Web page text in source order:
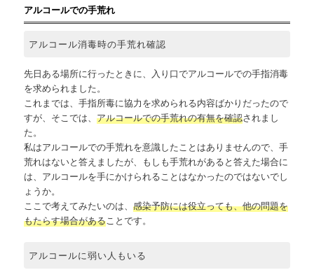
アルコールでの手荒れ
アルコール消毒時の手荒れ確認
先日ある場所に行ったときに、入り口でアルコールでの手指消毒
を求められました。
これまでは、手指所毒に協力を求められる内容ばかりだったので
すが、そこでは、アルコールでの手荒れの有無を確認されまし
た。
私はアルコールでの手荒れを意識したことはありませんので、手
荒れはないと答えましたが、もしも手荒れがあると答えた場合に
は、アルコールを手にかけられることはなかったのではないでし
ょうか。
ここで考えてみたいのは、感染予防には役立っても、他の問題を
もたらす場合があることです。
アルコールに弱い人もいる